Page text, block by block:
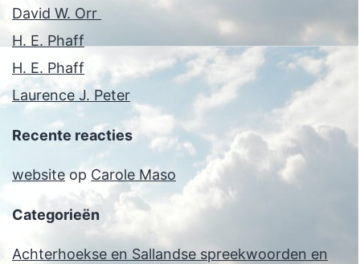
David W. Orr
H. E. Phaff
H. E. Phaff
Laurence J. Peter
Recente reacties
websiteop Carole Maso
Categorieën
Achterhoekse en Sallandse spreekwoorden en